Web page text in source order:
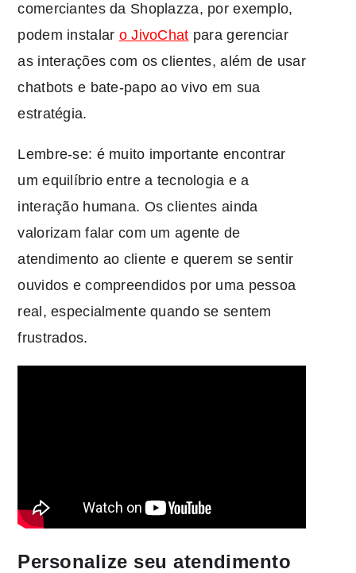
comerciantes da Shoplazza, por exemplo,
podem instalar o JivoChat para gerenciar
as interações com os clientes, além de usar
chatbots e bate-papo ao vivo em sua
estratégia.
Lembre-se: é muito importante encontrar
um equilíbrio entre a tecnologia e a
interação humana. Os clientes ainda
valorizam falar com um agente de
atendimento ao cliente e querem se sentir
ouvidos e compreendidos por uma pessoa
real, especialmente quando se sentem
frustrados.
Personalize seu atendimento